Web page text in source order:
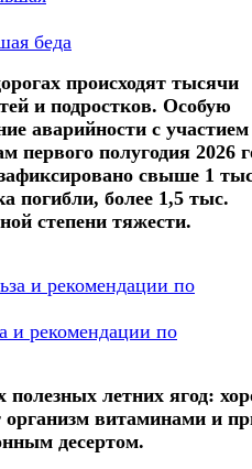
беда
происходят тысячи
и подростков. Особую
аварийности с участием
первого полугодия 2026
свыше 1
погибли, более 1,5 тыс.
степени тяжести.
и рекомендации по
летних ягод:
витаминами и
десертом.